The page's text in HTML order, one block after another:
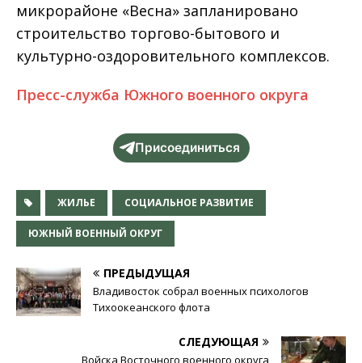
микрорайоне «Весна» запланировано
строительство торгово-бытового и
культурно-оздоровительного комплексов.
Пресс-служба Южного военного округа
Присоединиться
ЖИЛЬЕ СОЦИАЛЬНОЕ РАЗВИТИЕ
ЮЖНЫЙ ВОЕННЫЙ ОКРУГ
ПРЕДЫДУЩАЯ
Владивосток собрал военных психологов
Тихоокеанского флота
СЛЕДУЮЩАЯ
Войска Восточного военного округа